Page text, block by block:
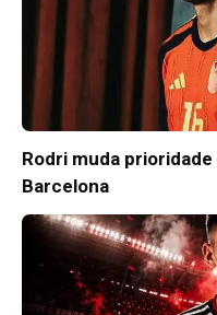
Rodri muda
Barcelona